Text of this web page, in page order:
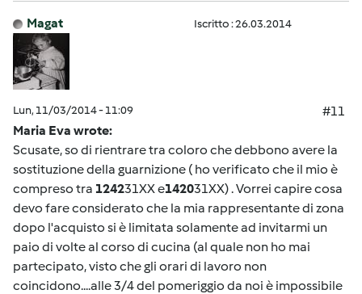
Magat Iscritto : 26.03.2014
Lun, 11/03/2014 - 11:09
#11
Maria Eva wrote:
Scusate, so di rientrare tra coloro che debbono avere la
sostituzione della guarnizione ( ho verificato che il mio è
compreso tra 124231XX e142031XX) . Vorrei capire cosa
devo fare considerato che la mia rappresentante di zona
dopo l'acquisto si è limitata solamente ad invitarmi un
paio di volte al corso di cucina (al quale non ho mai
partecipato, visto che gli orari di lavoro non
coincidono....alle 3/4 del pomeriggio da noi è impossibile